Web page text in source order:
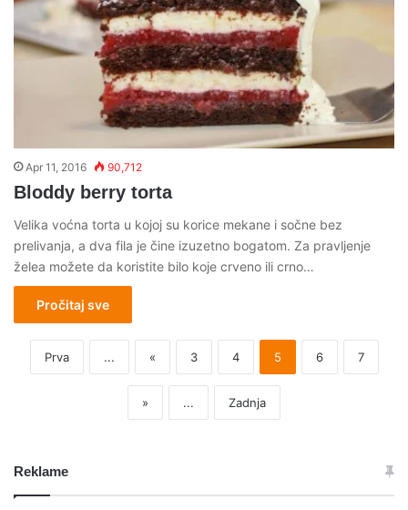
Apr 11, 2016 90,712
Bloddy berry torta
Velika voćna torta u kojoj su korice mekane i sočne bez
prelivanja, a dva fila je čine izuzetno bogatom. Za pravljenje
želea možete da koristite bilo koje crveno ili crno…
Pročitaj sve
Prva ... « 3 4 5 6 7
» ... Zadnja
Reklame